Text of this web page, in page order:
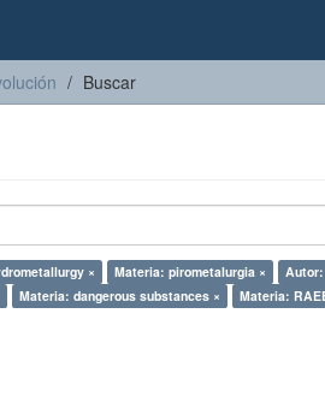
Buscar
× Materia: pirometalurgia ×
Autor:
Materia: dangerous substances × Materia: